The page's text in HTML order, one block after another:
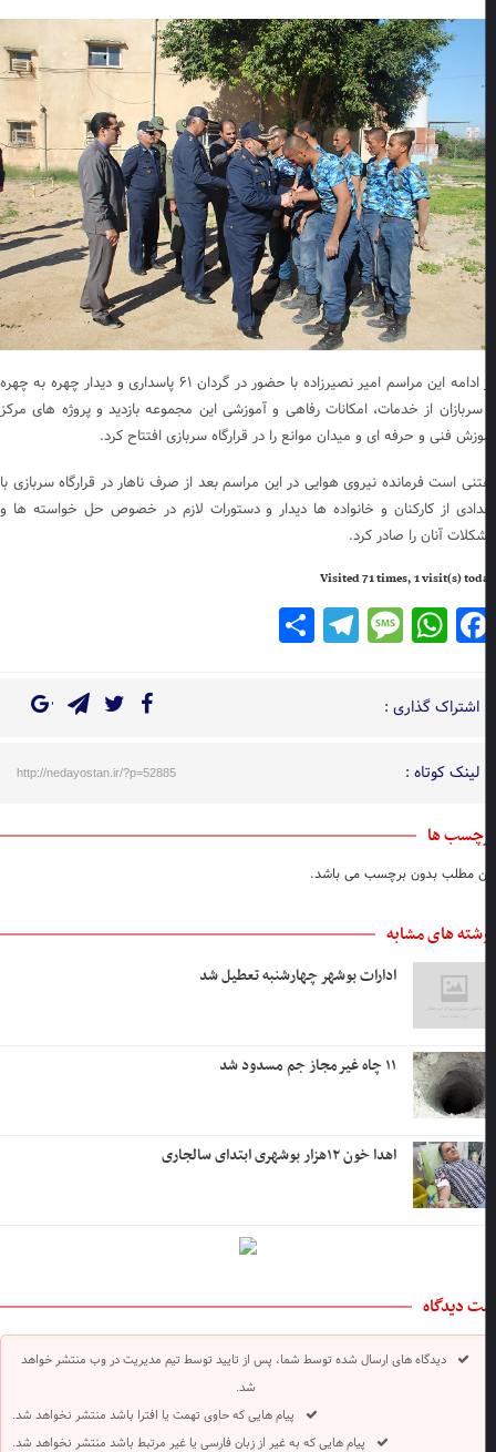
در ادامه این مراسم امیر نصیرزاده با حضور در گردان ۶۱ پاسداری و دیدار چهره به چهره
سربازان از خدمات، امکانات رفاهی و آموزشی این مجموعه بازدید و پروژه های مرکز
فنی و حرفه ای و میدان موانع را در قرارگاه سربازی افتتاح کرد.
است فرمانده نیروی هوایی در این مراسم بعد از صرف ناهار در قرارگاه سربازی با
از کارکنان و خانواده ها دیدار و دستورات لازم در خصوص حل خواسته ها و
آنان را صادر کرد.
Visited 71 times, 1 visit(s)
Facebook
WhatsApp
Message
Telegram
Share
اشتراک گذاری :
لینک کوتاه : http://nedayostan.ir/?p=52885
ها
مطلب بدون برچسب می باشد.
های مشابه
ادارات بوشهر چهارشنبه تعطیل شد
اهدا خون ۱۲هزار بوشهری ابتدای سالجاری
دیدگاه
دیدگاه های ارسال شده توسط شما، پس از تایید توسط تیم مدیریت در وب منتشر خواهد
شد.
پیام هایی که حاوی تهمت یا افترا باشد منتشر نخواهد شد.
پیام هایی که به غیر از زبان فارسی یا غیر مرتبط باشد منتشر نخواهد شد.